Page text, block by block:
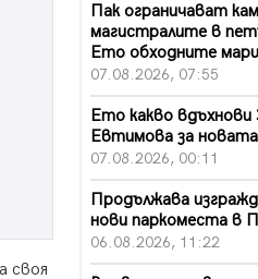
своя
Пак ограничават
магистралите в
Ето обходните
07.08.2026, 07:55
Ето какво вдъхнови
Евтимова за новата
07.08.2026, 00:11
Продължава
нови паркоместа в
06.08.2026, 11:22